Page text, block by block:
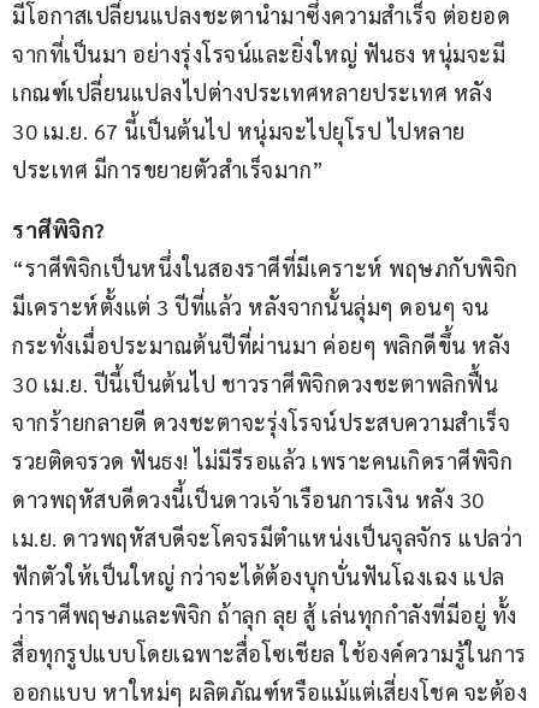
มีโอกาสเปลี่ยนแปลงชะตานำมาซึ่งความสำเร็จ ต่อยอด
จากที่เป็นมา อย่างรุ่งโรจน์และยิ่งใหญ่ ฟันธง หนุ่มจะมี
เกณฑ์เปลี่ยนแปลงไปต่างประเทศหลายประเทศ หลัง
30 เม.ย. 67 นี้เป็นต้นไป หนุ่มจะไปยุโรป ไปหลาย
ประเทศ มีการขยายตัวสำเร็จมาก”
ราศีพิจิก?
“ราศีพิจิกเป็นหนึ่งในสองราศีที่มีเคราะห์ พฤษภกับพิจิก
มีเคราะห์ตั้งแต่ 3 ปีที่แล้ว หลังจากนั้นลุ่มๆ ดอนๆ จน
กระทั่งเมื่อประมาณต้นปีที่ผ่านมา ค่อยๆ พลิกดีขึ้น หลัง
30 เม.ย. ปีนี้เป็นต้นไป ชาวราศีพิจิกดวงชะตาพลิกฟื้น
จากร้ายกลายดี ดวงชะตาจะรุ่งโรจน์ประสบความสำเร็จ
รวยติดจรวด ฟันธง! ไม่มีรีรอแล้ว เพราะคนเกิดราศีพิจิก
ดาวพฤหัสบดีดวงนี้เป็นดาวเจ้าเรือนการเงิน หลัง 30
เม.ย. ดาวพฤหัสบดีจะโคจรมีตำแหน่งเป็นจุลจักร แปลว่า
ฟักตัวให้เป็นใหญ่ กว่าจะได้ต้องบุกบั่นฟันโฉงเฉง แปล
ว่าราศีพฤษภและพิจิก ถ้าลุก ลุย สู้ เล่นทุกกำลังที่มีอยู่ ทั้ง
สื่อทุกรูปแบบโดยเฉพาะสื่อโซเชียล ใช้องค์ความรู้ในการ
ออกแบบ หาใหม่ๆ ผลิตภัณฑ์หรือแม้แต่เสี่ยงโชค จะต้อง